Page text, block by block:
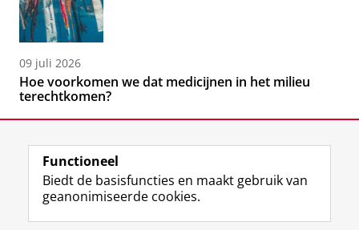
09 juli 2026
Hoe voorkomen we dat medicijnen in het milieu
terechtkomen?
Volg de RUG F L R I Y
Functioneel
Biedt de basisfuncties en maakt gebruik van
geanonimiseerde cookies.